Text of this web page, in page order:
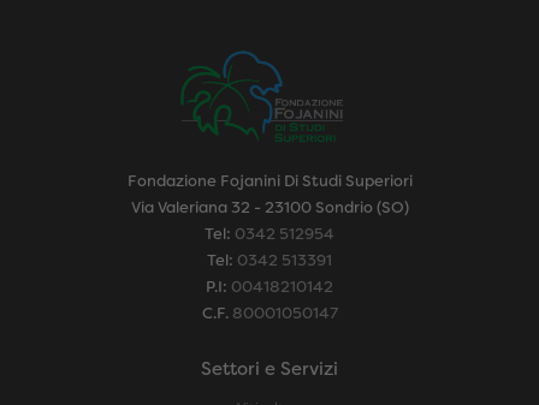
Fondazione Fojanini Di Studi Superiori
Via Valeriana 32 - 23100 Sondrio (SO)
Tel: 0342 512954
Tel: 0342 513391
P.I: 00418210142
C.F. 80001050147
Settori e Servizi